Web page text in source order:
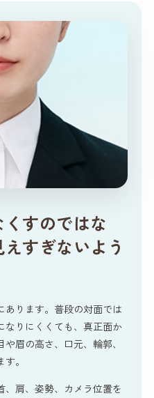
すのではな
すぎないよう
あります。普段の対面では
なりにくくても、真正面か
眉の高さ、口元、輪郭、
。
、肩、姿勢、カメラ位置を